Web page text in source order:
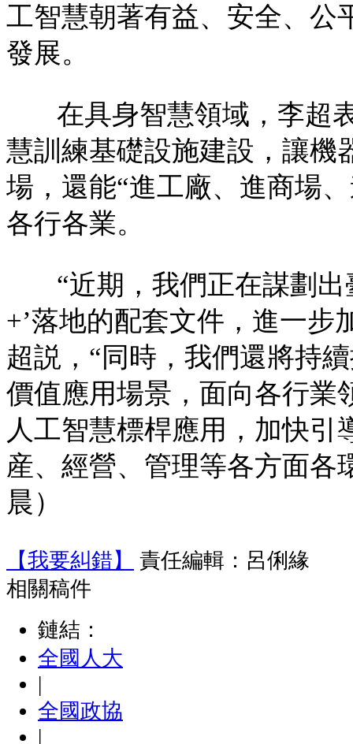
工智慧朝著有益、安全、公
發展。
在具身智慧領域，李超
慧訓練基礎設施建設，讓機
場，還能“進工廠、進商場
各行各業。
“近期，我們正在謀劃
+’落地的配套文件，進一步
超説，“同時，我們還將持
價值應用場景，面向各行業
人工智慧標桿應用，加快引
産、經營、管理等各方面各
晨）
【我要糾錯】
責任編輯：呂俐緣
相關稿件
鏈結：
全國人大
|
全國政協
|